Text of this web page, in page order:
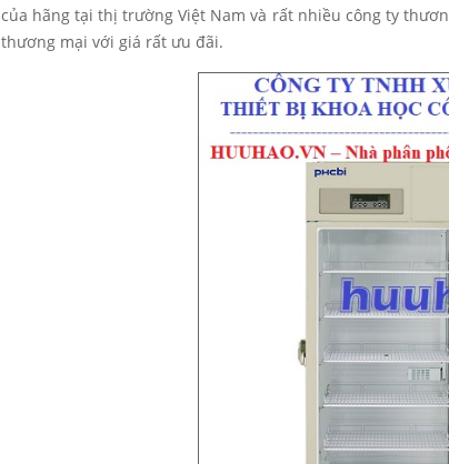
của hãng tại thị trường Việt Nam và rất nhiều công ty
thương mại với giá rất ưu đãi.